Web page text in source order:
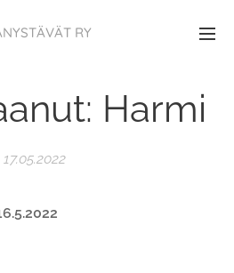
RY
Harmi
17.05.2022